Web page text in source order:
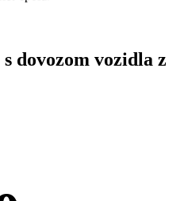
dovozom vozidla z